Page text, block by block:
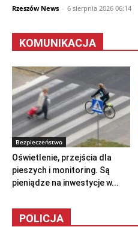
Rzeszów News - 6 sierpnia 2026 06:14
KOMUNIKACJA
Bezpieczeństwo
Oświetlenie, przejścia dla
pieszych i monitoring. Są
pieniądze na inwestycje w...
POLICJA